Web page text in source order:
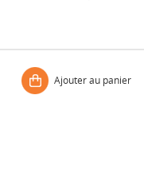
Ajouter au panier